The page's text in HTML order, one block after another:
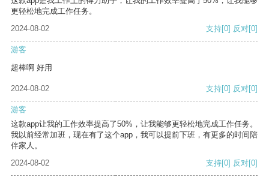
更轻松地完成工作任务。
2024-08-02
支持[0] 反对[0]
游客
超棒啊 好用
2024-08-02 支持[0] 反对[0]
游客
这款app让我的工作效率提高了50%，让我能够更轻松地完成工作任务。
我以前经常加班，现在有了这个app，我可以提前下班，有更多的时间陪
伴家人。
2024-08-02
支持[0] 反对[0]